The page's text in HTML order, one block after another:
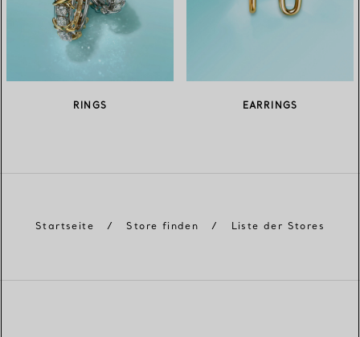
RINGS EARRINGS
Startseite / Store finden / Liste der Stores